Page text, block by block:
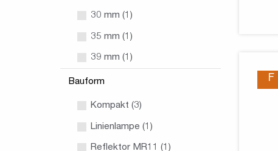
30 mm (1)
35 mm (1)
39 mm (1)
Bauform
Kompakt (3)
Linienlampe (1)
Reflektor MR11 (1)
F